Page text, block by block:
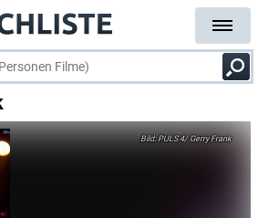
PULS 4/ Gerry Frank